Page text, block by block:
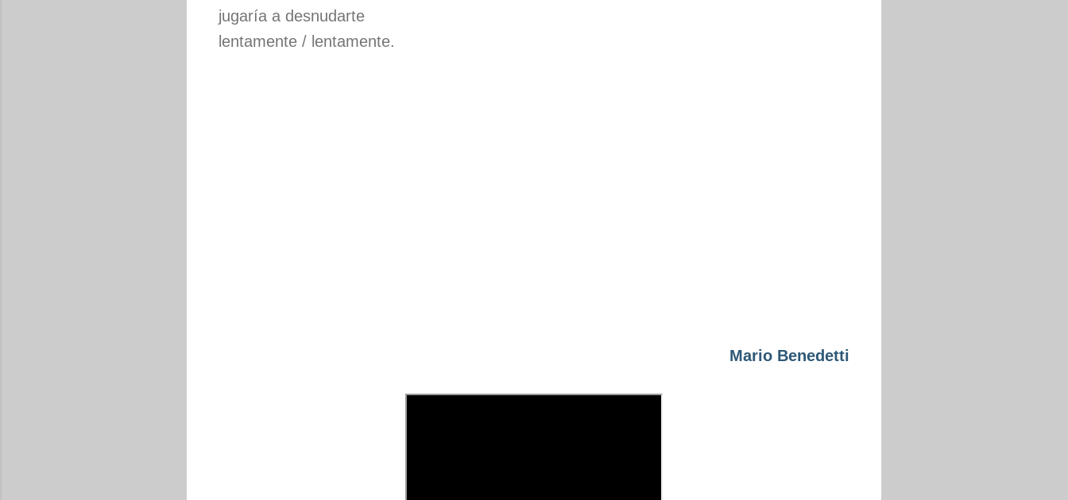
jugaría a desnudarte
lentamente / lentamente.
Mario Benedetti